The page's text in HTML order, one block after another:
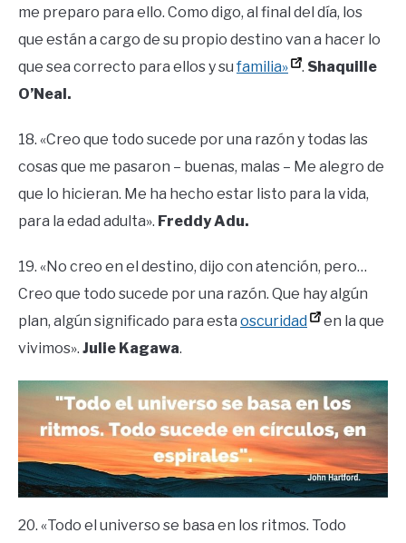
me preparo para ello. Como digo, al final del día, los
que están a cargo de su propio destino van a hacer lo
que sea correcto para ellos y su familia» . Shaquille
O’Neal.
18. «Creo que todo sucede por una razón y todas las
cosas que me pasaron – buenas, malas – Me alegro de
que lo hicieran. Me ha hecho estar listo para la vida,
para la edad adulta». Freddy Adu.
19. «No creo en el destino, dijo con atención, pero…
Creo que todo sucede por una razón. Que hay algún
plan, algún significado para esta oscuridad
en la que
vivimos». Julie Kagawa.
20. «Todo el universo se basa en los ritmos. Todo